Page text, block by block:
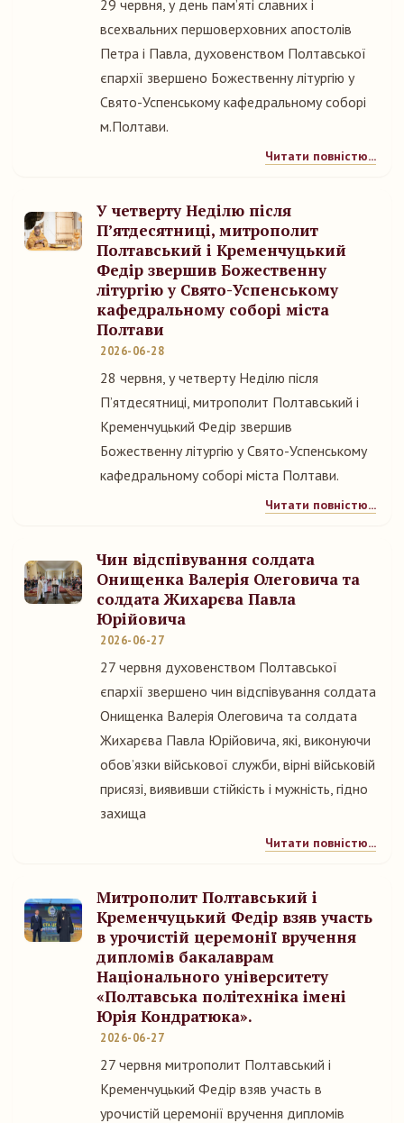
29 червня, у день пам’яті славних і
всехвальних першоверховних апостолів
Петра і Павла, духовенством Полтавської
єпархії звершено Божественну літургію у
Свято-Успенському кафедральному соборі
м.Полтави.
Читати повністю...
У четверту Неділю після
П’ятдесятниці, митрополит
Полтавський і Кременчуцький
Федір звершив Божественну
літургію у Свято-Успенському
кафедральному соборі міста
Полтави
2026-06-28
28 червня, у четверту Неділю після
П’ятдесятниці, митрополит Полтавський і
Кременчуцький Федір звершив
Божественну літургію у Свято-Успенському
кафедральному соборі міста Полтави.
Читати повністю...
Чин відспівування солдата
Онищенка Валерія Олеговича та
солдата Жихарєва Павла
Юрійовича
2026-06-27
27 червня духовенством Полтавської
єпархії звершено чин відспівування солдата
Онищенка Валерія Олеговича та солдата
Жихарєва Павла Юрійовича, які, виконуючи
обовʼязки військової служби, вірні військовій
присязі, виявивши стійкість і мужність, гідно
захища
Читати повністю...
Митрополит Полтавський і
Кременчуцький Федір взяв участь
в урочистій церемонії вручення
дипломів бакалаврам
Національного університету
«Полтавська політехніка імені
Юрія Кондратюка».
2026-06-27
27 червня митрополит Полтавський і
Кременчуцький Федір взяв участь в
урочистій церемонії вручення дипломів